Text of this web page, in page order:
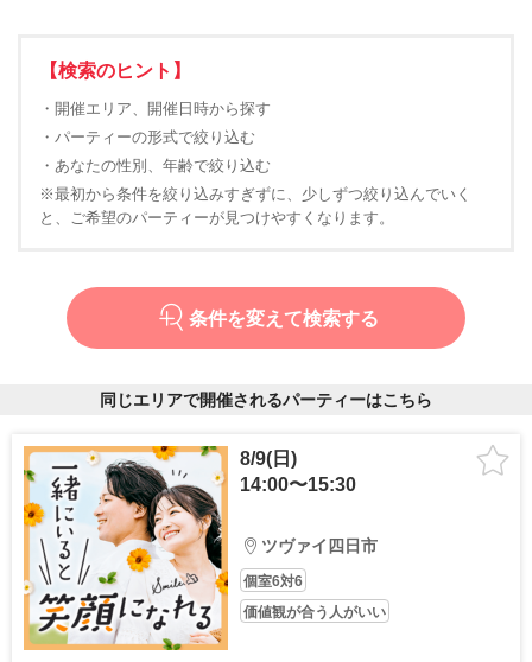
【検索のヒント】
・開催エリア、開催日時から探す
・パーティーの形式で絞り込む
・あなたの性別、年齢で絞り込む
※最初から条件を絞り込みすぎずに、少しずつ絞り込んでいく
と、ご希望のパーティーが見つけやすくなります。
条件を変えて検索する
同じエリアで開催されるパーティーはこちら
8/9(日)
14:00〜15:30
ツヴァイ四日市
個室6対6
価値観が合う人がいい